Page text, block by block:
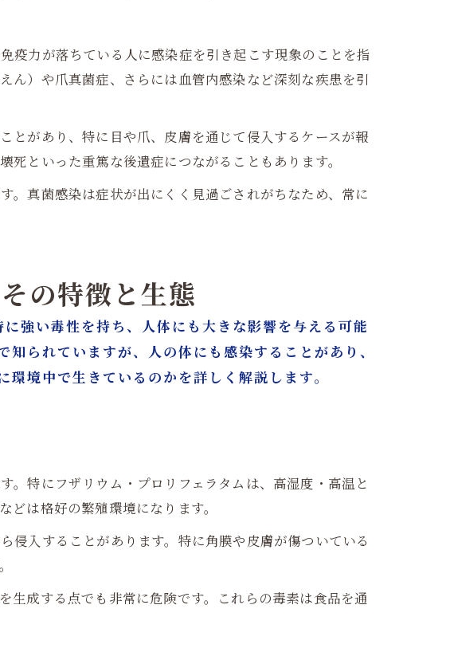
疫力が落ちている人に感染症を引き起こす現象のことを指
ん）や爪真菌症、さらには血管内感染など深刻な疾患を引
とがあり、特に目や爪、皮膚を通じて侵入するケースが報
といった重篤な後遺症につながることもあります。
。真菌感染は症状が出にくく見過ごされがちなため、常に
の特徴と生態
い毒性を持ち、人体にも大きな影響を与える可能
られていますが、人の体にも感染することがあり、
境中で生きているのかを詳しく解説します。
。特にフザリウム・プロリフェラタムは、高湿度・高温と
は格好の繁殖環境になります。
侵入することがあります。特に角膜や皮膚が傷ついている
生成する点でも非常に危険です。これらの毒素は食品を通